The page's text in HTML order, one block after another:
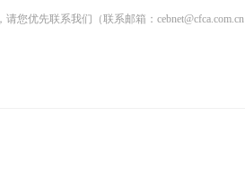
优先联系我们（联系邮箱：